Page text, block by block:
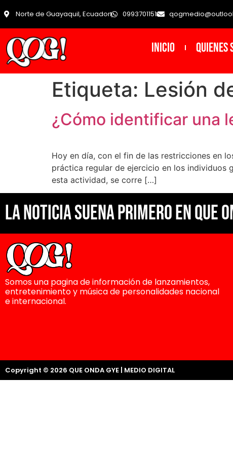
Norte de Guayaquil, Ecuador 0993701151
INICIO Quienes
Etiqueta: Lesión
¿Cómo identificar una
Hoy en día, con el fin de las restricciones en
práctica regular de ejercicio en los individuos
esta actividad, se corre […]
La noticia suena primero en Que
Somos una pagina de información de lanzamientos,
entretenimiento y música de personalidades nacional
e internacional.
Copyright © 2026 QUE ONDA GYE | MEDIO DIGITAL